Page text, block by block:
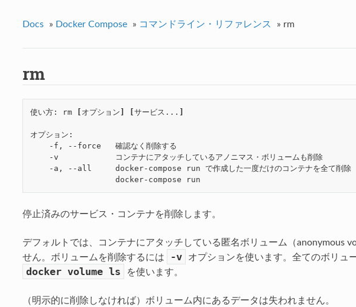
Docs » Docker Compose » コマンドライン・リファレンス » rm
rm
使い方: rm オプション サービス...
オプション:
    -f, --force   確認なく削除する
    -v            コンテナにアタッチしているアノニマス・ボリュームも削除
    -a, --all     docker-compose run で作成した一度だけのコンテナを全て削除
停止済みのサービス・コンテナを削除します。
デフォルトでは、コンテナにアタッチしている匿名ボリューム（anonymous
せん。ボリュームを削除するには
-v オプションを使います。全てのボリュ
docker volume ls を使います。
（明示的に削除しなければ）ボリューム内にあるデータは失われません。